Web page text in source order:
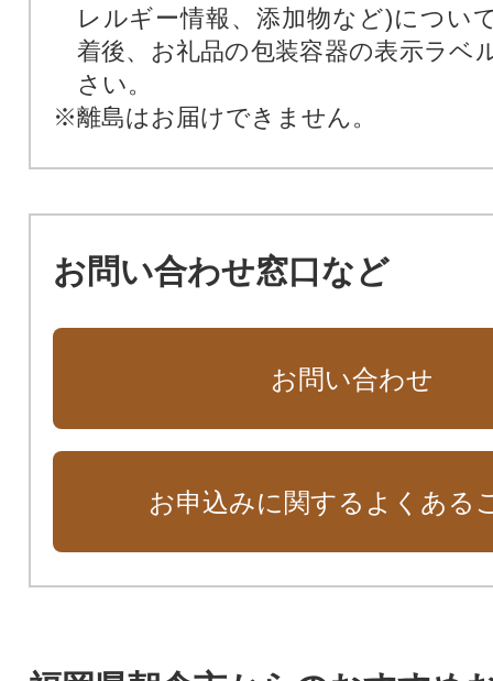
レルギー情報、添加物など)につい
着後、お礼品の包装容器の表示ラベ
さい。
※離島はお届けできません。
お問い合わせ窓口など
お問い合わせ
お申込みに関するよくある